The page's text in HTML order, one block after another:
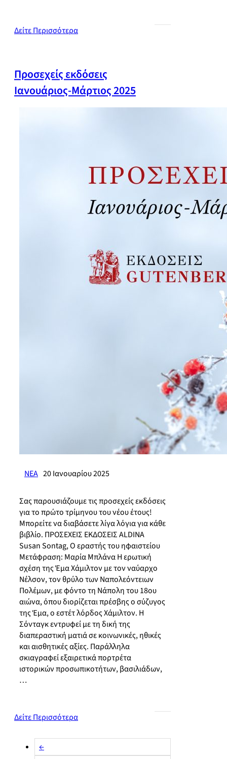
Δείτε Περισσότερα
Προσεχείς εκδόσεις
Ιανουάριος-Μάρτιος 2025
ΝΕΑ 20 Ιανουαρίου 2025
Σας παρουσιάζουμε τις προσεχείς εκδόσεις
για το πρώτο τρίμηνου του νέου έτους!
Μπορείτε να διαβάσετε λίγα λόγια για κάθε
βιβλίο. ΠΡΟΣΕΧΕΙΣ ΕΚΔΟΣΕΙΣ ALDINA
Susan Sontag, Ο εραστής του ηφαιστείου
Μετάφραση: Μαρία Μπλάνα H ερωτική
σχέση της Έμα Χάμιλτον με τον ναύαρχο
Νέλσον, τον θρύλο των Ναπολεόντειων
Πολέμων, με φόντο τη Νάπολη του 18ου
αιώνα, όπου διορίζεται πρέσβης ο σύζυγος
της Έμα, ο εστέτ λόρδος Χάμιλτον. Η
Σόνταγκ εντρυφεί με τη δική της
διαπεραστική ματιά σε κοινωνικές, ηθικές
και αισθητικές αξίες. Παράλληλα
σκιαγραφεί εξαιρετικά πορτρέτα
ιστορικών προσωπικοτήτων, βασιλιάδων,
…
Δείτε Περισσότερα
←